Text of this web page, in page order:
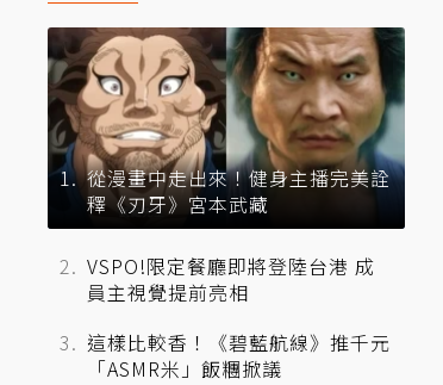
從漫畫中走出來！健身主播完美詮
釋《刃牙》宮本武藏
VSPO!限定餐廳即將登陸台港 成
員主視覺提前亮相
這樣比較香！《碧藍航線》推千元
「ASMR米」飯糰掀議